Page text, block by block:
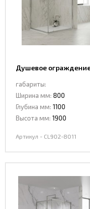
Душевое
8011
габариты:
Ширина мм: 800
Глубина мм: 1100
Высота мм: 1900
Артикул - CL902-8011